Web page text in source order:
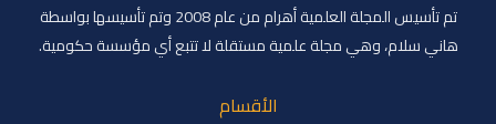
تم تأسيس المجلة العلمية أهرام من عام 2008 وتم تأسيسها بواسطة
هاني سلام، وهي مجلة علمية مستقلة لا تتبع أي مؤسسة حكومية.
الأقسام